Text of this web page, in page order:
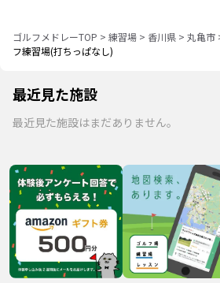
ゴルフメドレーTOP > 練習場 > 香川県 > 丸亀市
フ練習場(打ちっぱなし)
最近見た施設
最近見た施設はまだありません。